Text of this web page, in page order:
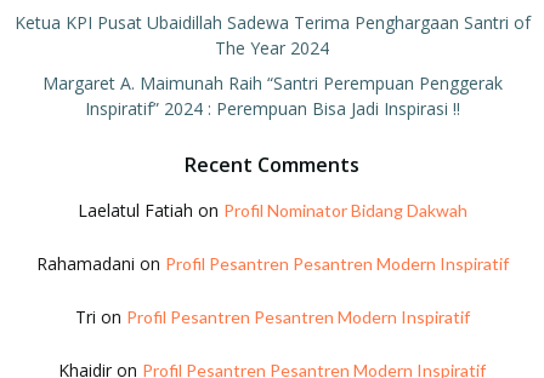
Ketua KPI Pusat Ubaidillah Sadewa Terima Penghargaan Santri of
The Year 2024
Margaret A. Maimunah Raih “Santri Perempuan Penggerak
Inspiratif” 2024 : Perempuan Bisa Jadi Inspirasi !!
Recent Comments
Laelatul Fatiah on Profil Nominator Bidang Dakwah
Rahamadani on Profil Pesantren Pesantren Modern Inspiratif
Tri on Profil Pesantren Pesantren Modern Inspiratif
Khaidir on Profil Pesantren Pesantren Modern Inspiratif